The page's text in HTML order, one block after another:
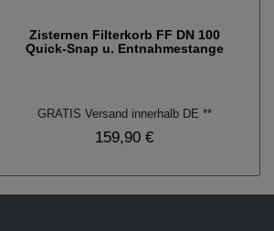
Zisternen Filterkorb FF DN 100
Quick-Snap u. Entnahmestange
GRATIS Versand innerhalb DE **
159,90 €